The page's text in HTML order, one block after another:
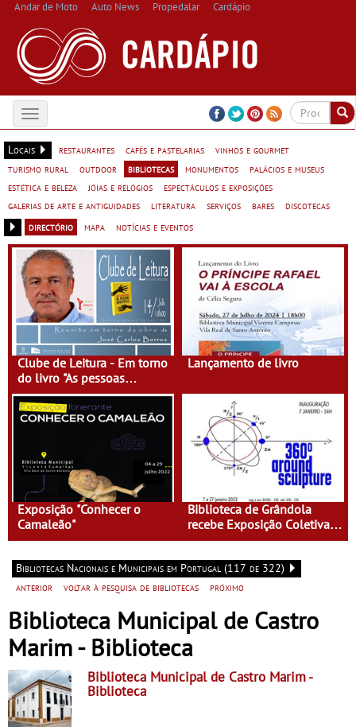
Andar de Moto Auto News Propedalar Cardápio
Toggle
navigation
Locais
restaurantes cafés e pastelarias
vinhos e gourmet
turismo rural
outdoor bibliotecas monumentos
palácios e museus
estética e beleza
jóias e relógios
espectáculos e exposições
galerias de arte e antiguidades
literatura serviços bares
discotecas
directório
mapa notícias e eventos
Clube de Leitura - Em torno
do livro "As pessoas
invisíveis", de José Carlos
Barros
Lançamento de livro
Exposição "Conhecer o
Camaleão"
Biblioteca de Grândola
recebe Exposição Coletiva
de Escultura da Faculdade
around sculpture”
Bibliotecas Nacionais e Municipais em Portugal (117 de 322)
anterior
voltar à pesquisa de bibliotecas próximo
Biblioteca Municipal de Castro
Marim - Biblioteca
Biblioteca Municipal de Castro Marim-
Biblioteca